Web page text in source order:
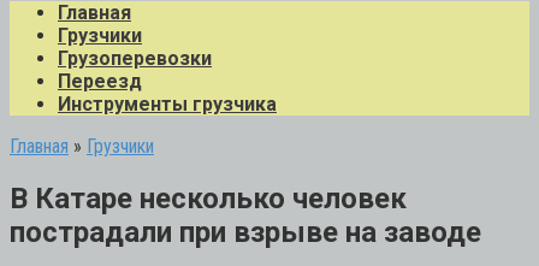
Главная
Грузчики
Грузоперевозки
Переезд
Инструменты грузчика
Главная » Грузчики
В Катаре несколько человек
пострадали при взрыве на заводе